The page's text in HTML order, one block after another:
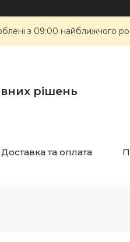
з 09:00 найближчого
рішень
Доставка та оплата